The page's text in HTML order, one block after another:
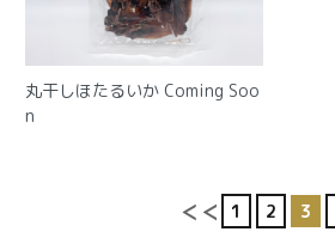
丸干しほたるいか Coming Soo
n
1 2 3